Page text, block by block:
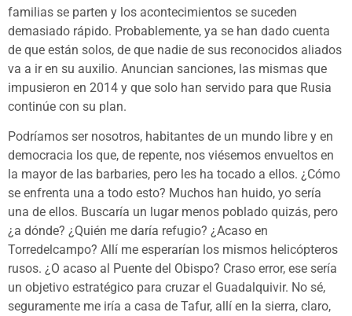
familias se parten y los acontecimientos se suceden
demasiado rápido. Probablemente, ya se han dado cuenta
de que están solos, de que nadie de sus reconocidos aliados
va a ir en su auxilio. Anuncian sanciones, las mismas que
impusieron en 2014 y que solo han servido para que Rusia
continúe con su plan.
Podríamos ser nosotros, habitantes de un mundo libre y en
democracia los que, de repente, nos viésemos envueltos en
la mayor de las barbaries, pero les ha tocado a ellos. ¿Cómo
se enfrenta una a todo esto? Muchos han huido, yo sería
una de ellos. Buscaría un lugar menos poblado quizás, pero
¿a dónde? ¿Quién me daría refugio? ¿Acaso en
Torredelcampo? Allí me esperarían los mismos helicópteros
rusos. ¿O acaso al Puente del Obispo? Craso error, ese sería
un objetivo estratégico para cruzar el Guadalquivir. No sé,
seguramente me iría a casa de Tafur, allí en la sierra, claro,